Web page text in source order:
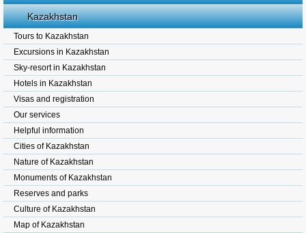
Kazakhstan
Tours to Kazakhstan
Excursions in Kazakhstan
Sky-resort in Kazakhstan
Hotels in Kazakhstan
Visas and registration
Our services
Helpful information
Cities of Kazakhstan
Nature of Kazakhstan
Monuments of Kazakhstan
Reserves and parks
Culture of Kazakhstan
Map of Kazakhstan